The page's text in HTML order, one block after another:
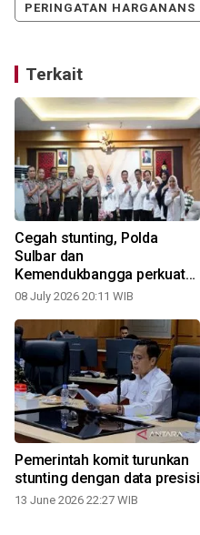
PERINGATAN HARGANANS
Terkait
Cegah stunting, Polda
Sulbar dan
Kemendukbangga perkuat
sinergi
08 July 2026 20:11 WIB
Pemerintah komit turunkan
stunting dengan data presisi
13 June 2026 22:27 WIB